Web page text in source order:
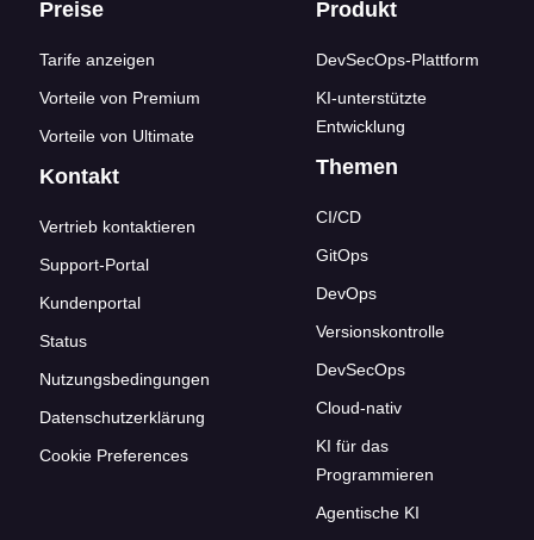
Footer-Links
Preise
Tarife anzeigen
Vorteile von Premium
Vorteile von Ultimate
Kontakt
Vertrieb kontaktieren
Support-Portal
Kundenportal
Status
Nutzungsbedingungen
Datenschutzerklärung
Cookie Preferences
Produkt
DevSecOps-Plattform
KI-unterstützte
Entwicklung
Themen
CI/CD
GitOps
DevOps
Versionskontrolle
DevSecOps
Cloud-nativ
KI für das
Programmieren
Agentische KI